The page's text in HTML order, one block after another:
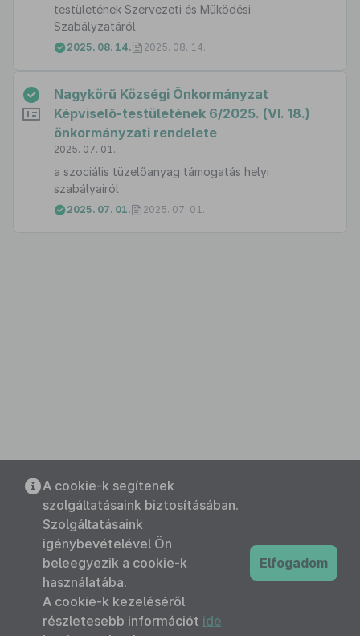
testületének Szervezeti és Működési
Szabályzatáról
2025. 08. 14. 2025. 08. 14.
Nagykörű Községi Önkormányzat
Képviselő-testületének 6/2025. (VI. 18.)
önkormányzati rendelete
2025. 07. 01. –
a szociális tüzelőanyag támogatás helyi
szabályairól
2025. 07. 01. 2025. 07. 01.
A cookie-k segítenek
szolgáltatásaink biztosításában.
Szolgáltatásaink
igénybevételével Ön
beleegyezik a cookie-k
használatába.
A cookie-k kezeléséről
részletesebb információt ide
Elfogadom